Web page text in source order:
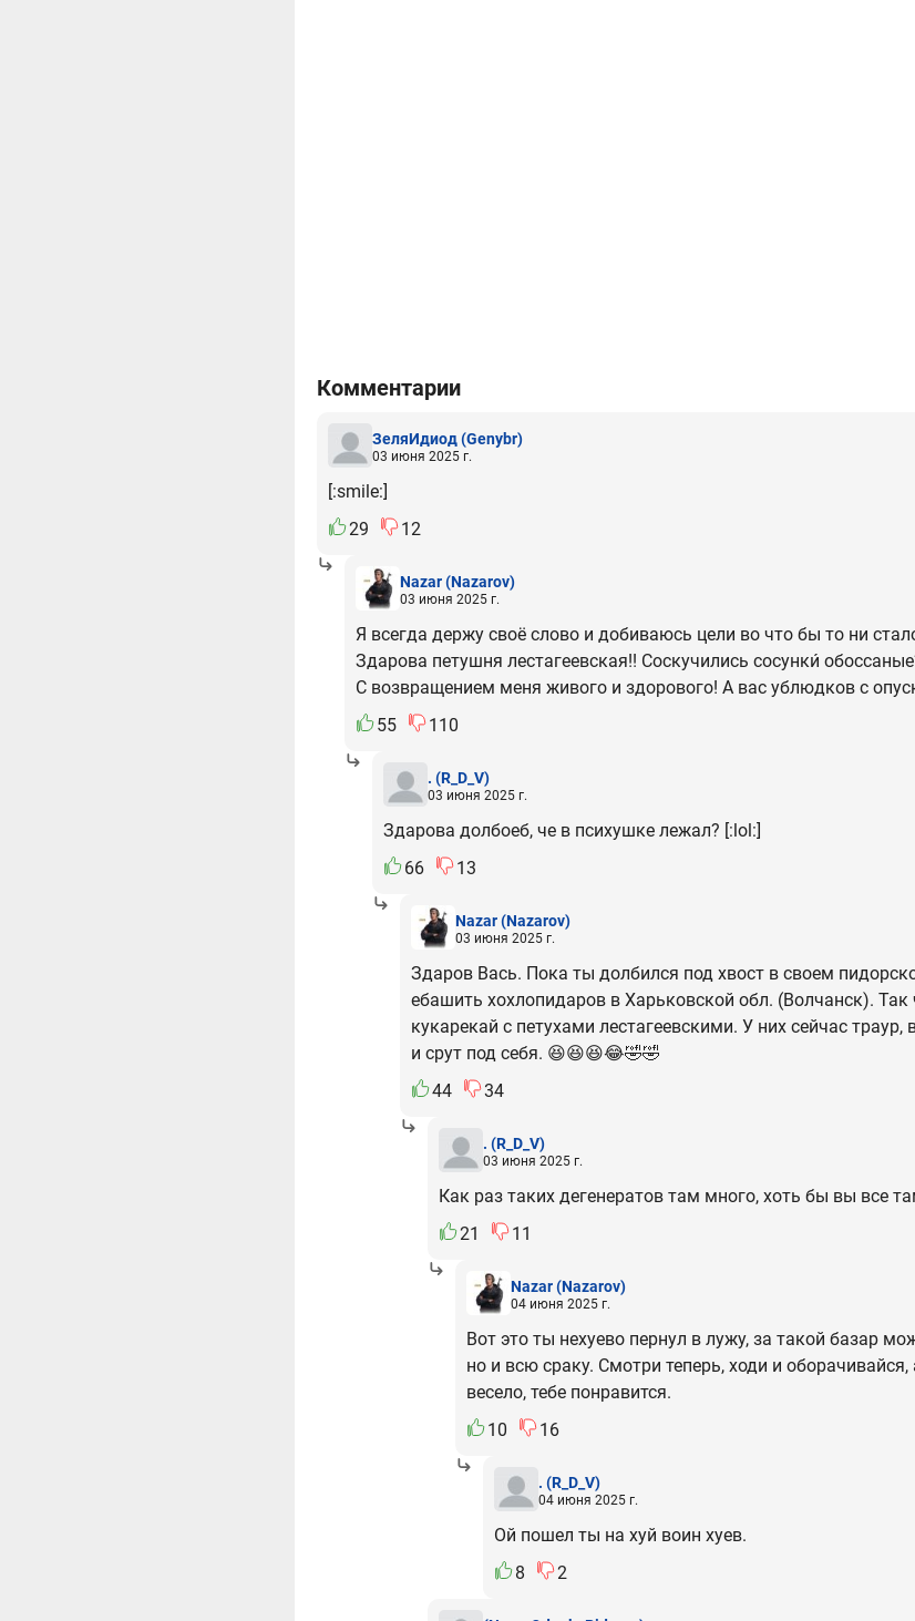
Комментарии
ЗеляИдиод(Genybr)
03 июня 2025 г.
[:smile:]
29
12
Nazar(Nazarov)
03 июня 2025 г.
Я всегда держу своё слово и добиваюсь цели во что бы то ни
Здарова петушня лестагеевская!! Соскучились сосунки́
С возвращением меня живого и здорового! А вас ублюдков с
55
110
. (R_D_V)
03 июня 2025 г.
Здарова долбоеб, че в психушке лежал? [:lol:]
66
13
Nazar(Nazarov)
03 июня 2025 г.
Здаров Вась. Пока ты долбился под хвост в своем
ебашить хохлопидаров в Харьковской обл. (Волчанск). Так
кукарекай с петухами лестагеевскими. У них сейчас
и срут под себя. 😆😆😆😂🤣🤣
44
34
. (R_D_V)
03 июня 2025 г.
Как раз таких дегенератов там много, хоть бы вы все
21
11
Nazar(Nazarov)
04 июня 2025 г.
Вот это ты нехуево пернул в лужу, за такой базар
но и всю сраку. Смотри теперь, ходи и
весело, тебе понравится.
10
16
. (R_D_V)
04 июня 2025 г.
Ой пошел ты на хуй воин хуев.
8
2